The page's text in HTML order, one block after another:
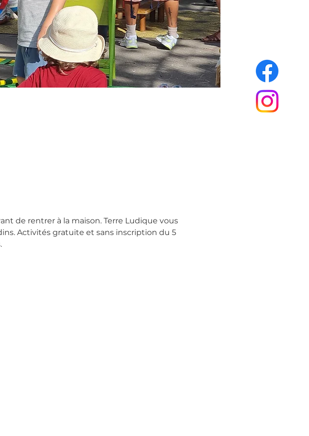
de rentrer à la maison. Terre Ludique vous
Activités gratuite et sans inscription du 5